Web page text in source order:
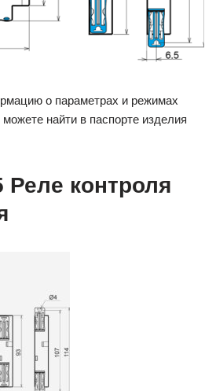
о параметрах и режимах
найти в паспорте изделия
Реле контроля